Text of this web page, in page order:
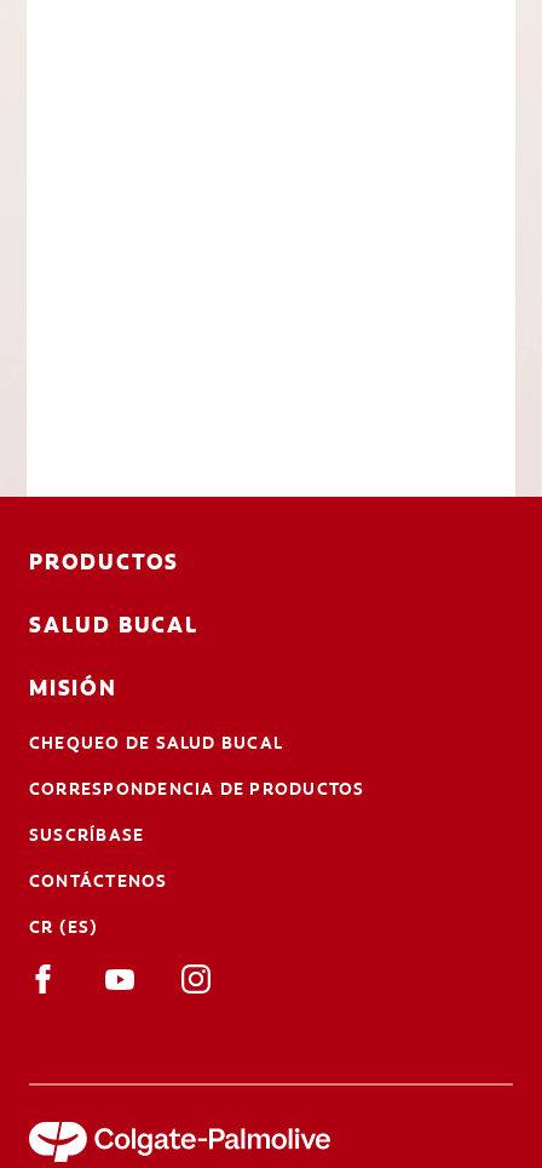
PRODUCTOS
SALUD BUCAL
MISIÓN
CHEQUEO DE SALUD BUCAL
CORRESPONDENCIA DE PRODUCTOS
SUSCRÍBASE
CONTÁCTENOS
CR (ES)